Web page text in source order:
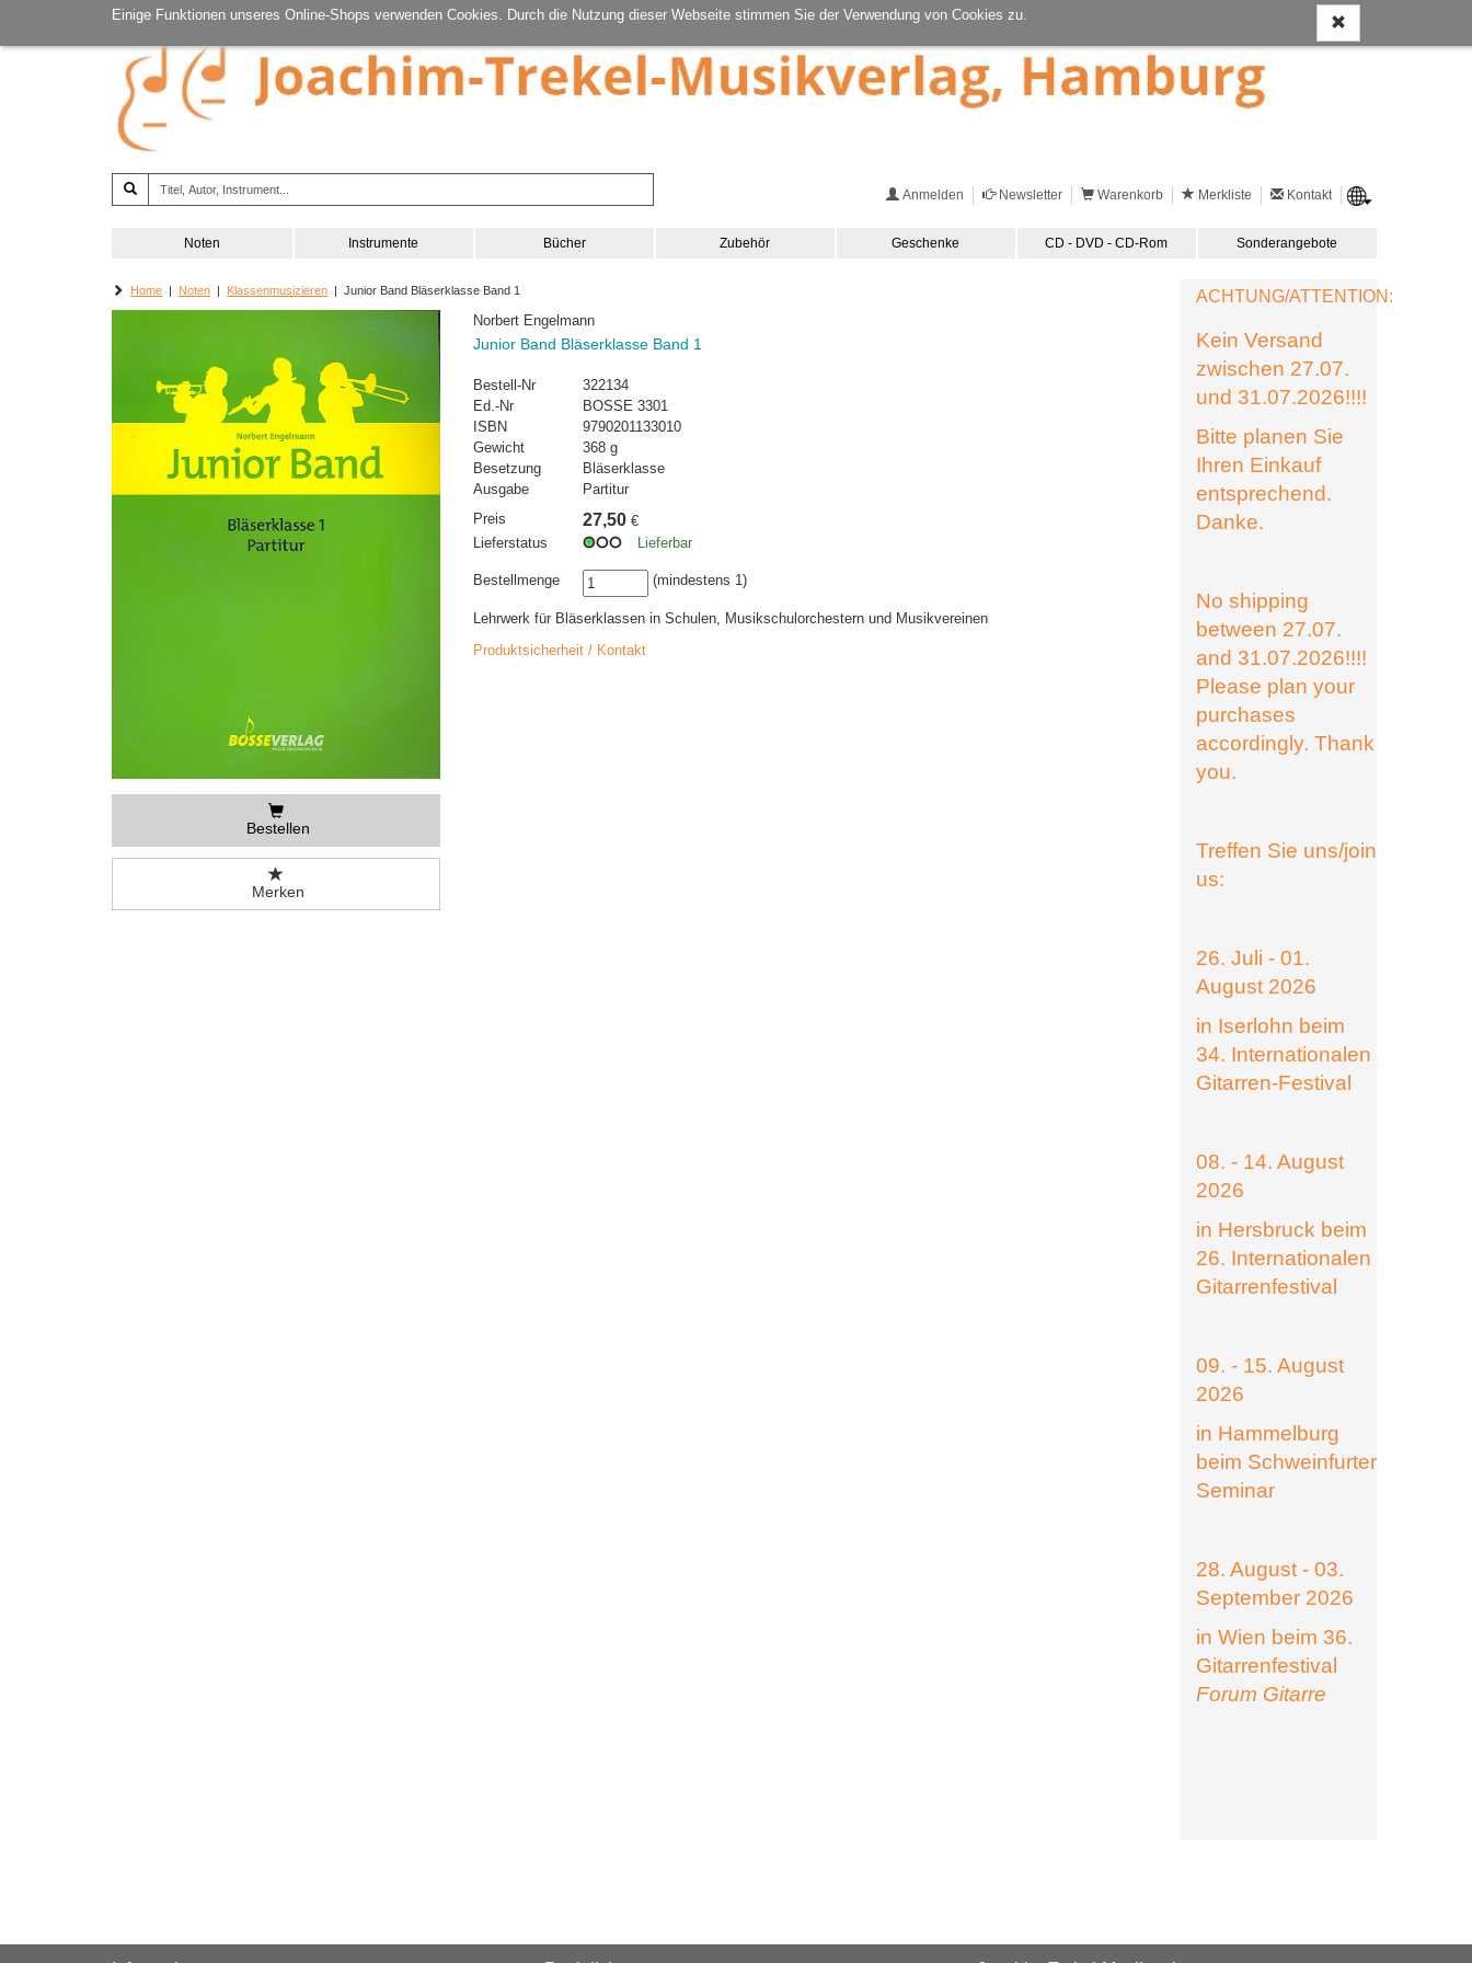
Einige Funktionen unseres Online-Shops verwenden Cookies. Durch die Nutzung dieser Webseite stimmen Sie der Verwendung von Cookies zu.
Anmelden Newsletter Warenkorb Merkliste Kontakt
Noten Instrumente Bücher Zubehör Geschenke CD - DVD - CD-Rom Sonderangebote
Home | Noten | Klassenmusizieren | Junior Band Bläserklasse Band 1
Bestellen
Merken
Norbert Engelmann
Junior Band Bläserklasse Band 1
Bestell-Nr
322134
Ed.-Nr
BOSSE 3301
ISBN
9790201133010
Gewicht
368 g
Besetzung
Bläserklasse
Ausgabe
Partitur
Preis
27,50 €
Lieferstatus
Lieferbar
Bestellmenge (mindestens 1)
Lehrwerk für Bläserklassen in Schulen, Musikschulorchestern und Musikvereinen
Produktsicherheit / Kontakt
ACHTUNG/ATTENTION:
Kein Versand
zwischen 27.07.
und 31.07.2026!!!!
Bitte planen Sie
Ihren Einkauf
entsprechend.
Danke.
No shipping
between 27.07.
and 31.07.2026!!!!
Please plan your
purchases
accordingly. Thank
you.
Treffen Sie uns/join
us:
26. Juli - 01.
August 2026
in Iserlohn beim
34. Internationalen
Gitarren-Festival
08. - 14. August
2026
in Hersbruck beim
26. Internationalen
Gitarrenfestival
09. - 15. August
2026
in Hammelburg
beim Schweinfurter
Seminar
28. August - 03.
September 2026
in Wien beim 36.
Gitarrenfestival
Forum Gitarre